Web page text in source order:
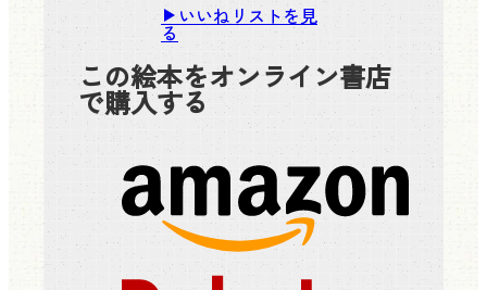
いいねリストを見
る
この絵本をオンライン書店
で購入する